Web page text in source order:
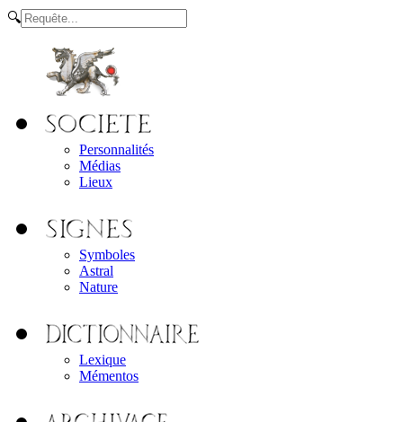
🔍
Personnalités
Médias
Lieux
Symboles
Astral
Nature
Lexique
Mémentos